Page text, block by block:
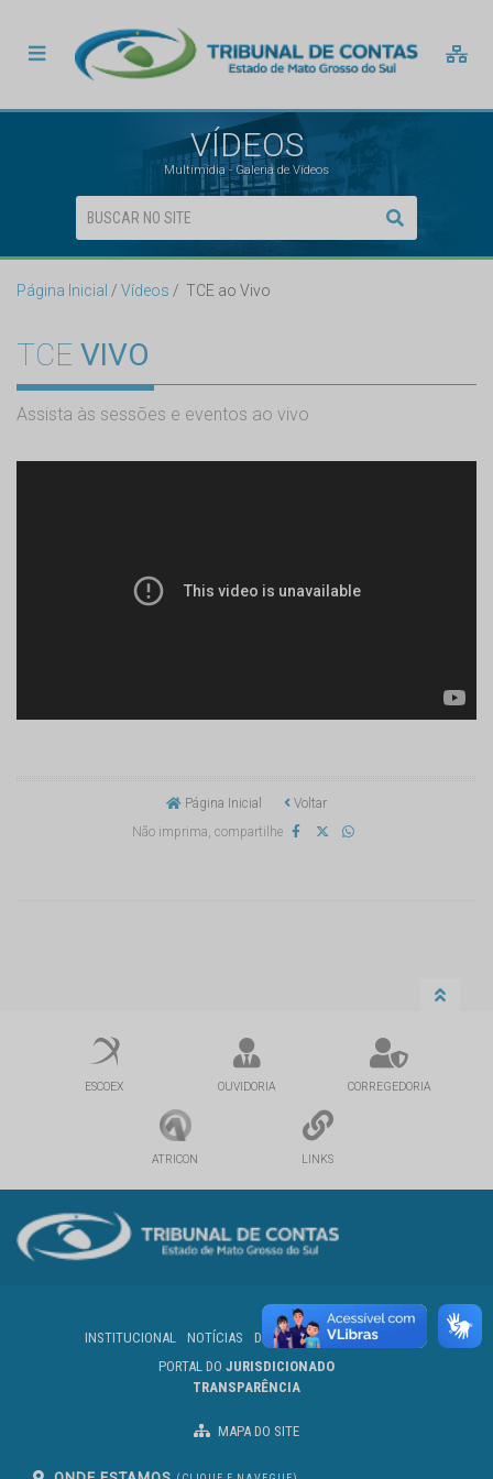
VÍDEOS
Multimídia - Galeria de Vídeos
Página Inicial Vídeos TCE ao Vivo
TCE VIVO
Assista às sessões e eventos ao vivo
Página Inicial
Voltar
Não imprima, compartilhe
ESCOEX OUVIDORIA CORREGEDORIA
ATRICON LINKS
INSTITUCIONAL NOTÍCIAS DIÁRIO OFICIAL
SERVIDOR
PORTAL DO JURISDICIONADO
TRANSPARÊNCIA
MAPA DO SITE